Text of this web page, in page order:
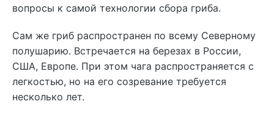
вопросы к самой технологии сбора гриба.
Сам же гриб распространен по всему Северному
полушарию. Встречается на березах в России,
США, Европе. При этом чага распространяется с
легкостью, но на его созревание требуется
несколько лет.